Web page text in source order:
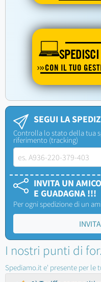
SPEDISCI
CON IL TUO
SEGUI LA
Controlla lo stato della tua
riferimento (tracking)
INVITA UN AMICO
E GUADAGNA !!!
Per ogni spedizione di un
I nostri punti di
Spediamo.it e' presente per le